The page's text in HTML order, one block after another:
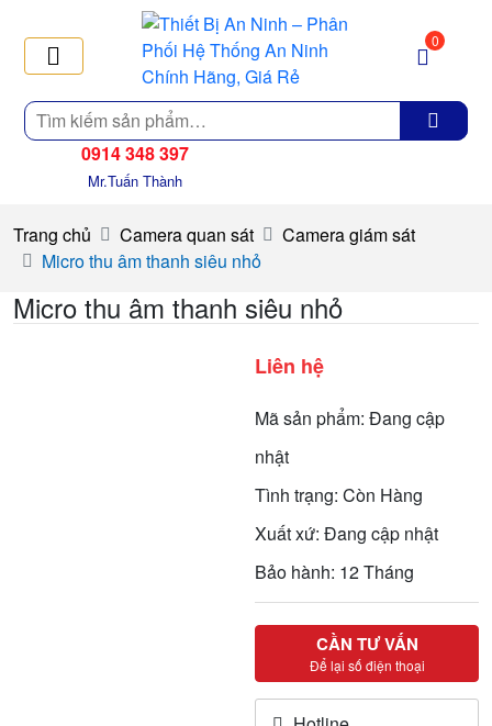
Tìm
kiếm
0
0914 348 397
Mr.Tuấn Thành
Trang chủ Camera quan sát
Camera giám sát
Micro thu âm thanh siêu nhỏ
Micro thu âm thanh siêu nhỏ
Liên hệ
Mã sản phẩm: Đang cập
nhật
Tình trạng: Còn Hàng
Xuất xứ: Đang cập nhật
Bảo hành: 12 Tháng
CẦN TƯ VẤN
Để lại số điện thoại